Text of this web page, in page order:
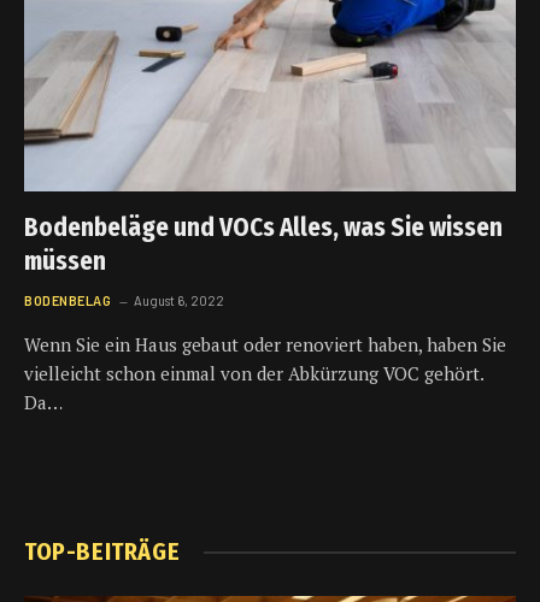
Bodenbeläge und VOCs Alles, was Sie wissen
müssen
BODENBELAG August 6, 2022
Wenn Sie ein Haus gebaut oder renoviert haben, haben Sie
vielleicht schon einmal von der Abkürzung VOC gehört.
Da…
TOP-BEITRÄGE